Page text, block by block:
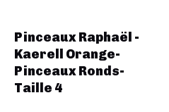
Pinceaux Raphaël -
Kaerell Orange-
Pinceaux Ronds-
Taille 4